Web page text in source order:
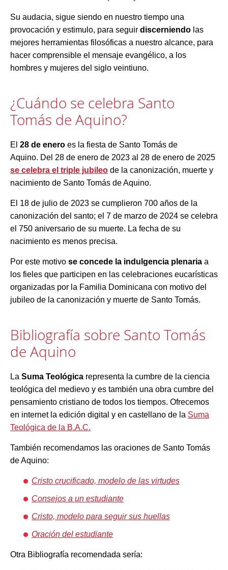
Su audacia, sigue siendo en nuestro tiempo una
provocación y estimulo, para seguir discerniendo las
mejores herramientas filosóficas a nuestro alcance, para
hacer comprensible el mensaje evangélico, a los
hombres y mujeres del siglo veintiuno.
¿Cuándo se celebra Santo
Tomás de Aquino?
El 28 de enero es la fiesta de Santo Tomás de
Aquino. Del 28 de enero de 2023 al 28 de enero de 2025
se celebra el triple jubileo de la canonización, muerte y
nacimiento de Santo Tomás de Aquino.
El 18 de julio de 2023 se cumplieron 700 años de la
canonización del santo; el 7 de marzo de 2024 se celebra
el 750 aniversario de su muerte. La fecha de su
nacimiento es menos precisa.
Por este motivo se concede la indulgencia plenaria a
los fieles que participen en las celebraciones eucarísticas
organizadas por la Familia Dominicana con motivo del
jubileo de la canonización y muerte de Santo Tomás.
Bibliografía sobre Santo Tomás
de Aquino
La Suma Teológica representa la cumbre de la ciencia
teológica del medievo y es también una obra cumbre del
pensamiento cristiano de todos los tiempos. Ofrecemos
en internet la edición digital y en castellano de la Suma
Teológica de la B.A.C.
También recomendamos las oraciones de Santo Tomás
de Aquino:
Cristo crucificado, modelo de las virtudes
Consejos a un estudiante
Cristo, modelo para seguir sus huellas
Oración del estudiante
Otra Bibliografía recomendada sería: